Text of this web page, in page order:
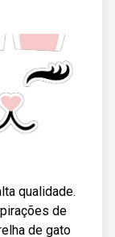
qualidade.
de
de gato